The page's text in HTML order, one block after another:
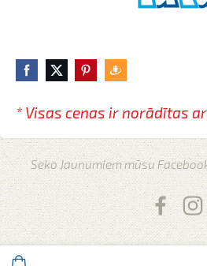
* Visas cenas ir norādītas
Seko Jaunumiem mūsu